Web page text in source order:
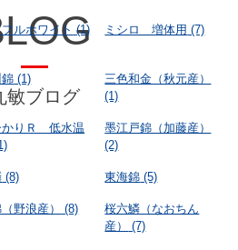
敏ブログ
ルホワイト (1) ミシロ 増体用 (7)
錦 (1)
三色和金（秋元産）
(1)
かりＲ 低水温
墨江戸錦（加藤産）
(2)
(8) 東海錦 (5)
野浪産） (8)
桜六鱗（なおちん
産）
(7)